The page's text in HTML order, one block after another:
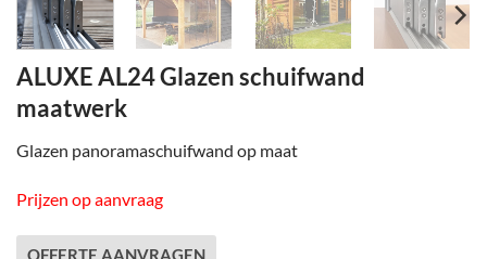
ALUXE AL24 Glazen schuifwand
maatwerk
Glazen panoramaschuifwand op maat
Prijzen op aanvraag